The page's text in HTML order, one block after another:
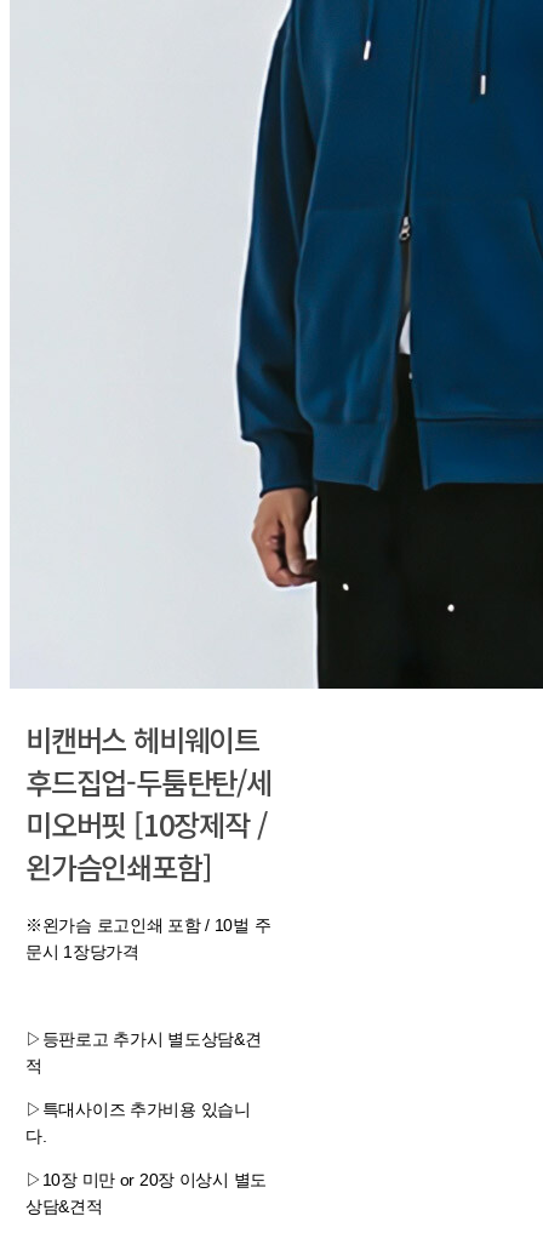
비캔버스 헤비웨이트
후드집업-두툼탄탄/세
미오버핏 [10장제작 /
왼가슴인쇄포함]
※왼가슴 로고인쇄 포함 / 10벌 주
문시 1장당가격
▷등판로고 추가시 별도상담&견
적
▷특대사이즈 추가비용 있습니
다.
▷10장 미만 or 20장 이상시 별도
상담&견적